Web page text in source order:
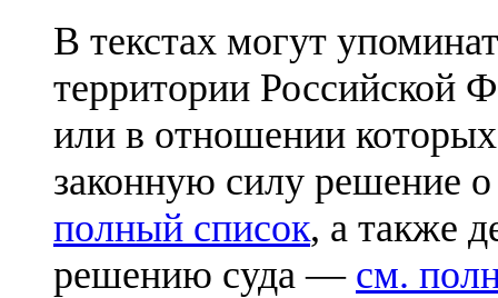
В текстах могут
территории Российской
или в отношении
законную силу решение
полный список, а также
решению суда — см.